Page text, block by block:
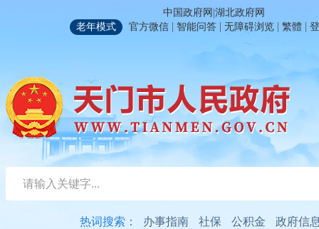
中国政府网 |湖北政府网
老年模式
官方微信 | 智能问答 | 无障碍浏览 | 繁體 |
热词搜索： 办事指南 社保 公积金 政府信